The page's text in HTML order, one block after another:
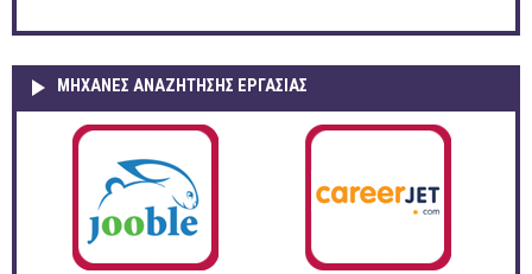
ΜΗΧΑΝΕΣ ΑΝΑΖΗΤΗΣΗΣ ΕΡΓΑΣΙΑΣ